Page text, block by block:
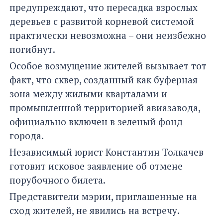
предупреждают, что пересадка взрослых
деревьев с развитой корневой системой
практически невозможна – они неизбежно
погибнут.
Особое возмущение жителей вызывает тот
факт, что сквер, созданный как буферная
зона между жилыми кварталами и
промышленной территорией авиазавода,
официально включен в зеленый фонд
города.
Независимый юрист Константин Толкачев
готовит исковое заявление об отмене
порубочного билета.
Представители мэрии, приглашенные на
сход жителей, не явились на встречу.